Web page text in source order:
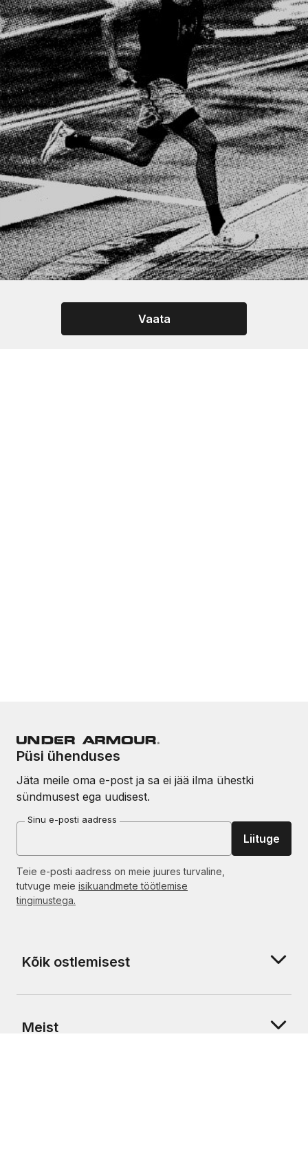
Vaata
Püsi ühenduses
Jäta meile oma e-post ja sa ei jää ilma ühestki
sündmusest ega uudisest.
Sinu e-posti aadress
Liituge
Teie e-posti aadress on meie juures turvaline,
tutvuge meie isikuandmete töötlemise
tingimustega.
Kõik ostlemisest
Meist